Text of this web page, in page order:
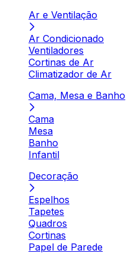
Ar e Ventilação
Ar Condicionado
Ventiladores
Cortinas de Ar
Climatizador de Ar
Cama, Mesa e Banho
Cama
Mesa
Banho
Infantil
Decoração
Espelhos
Tapetes
Quadros
Cortinas
Papel de Parede